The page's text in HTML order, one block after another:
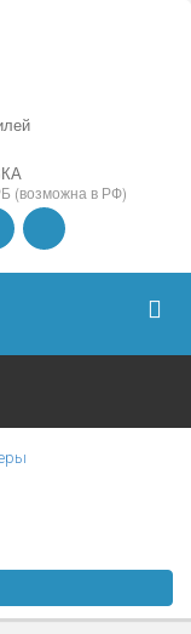
(возможна в РФ)